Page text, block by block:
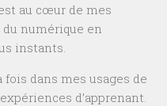
au cœur de mes
numérique en
instants.
dans mes usages de
d’apprenant.